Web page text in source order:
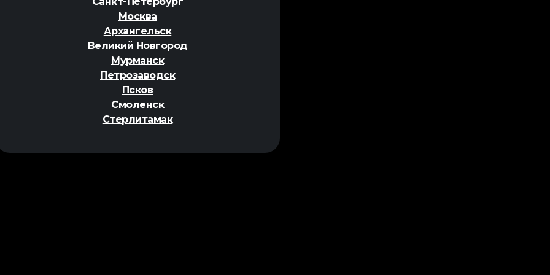
Москва
Архангельск
Великий Новгород
Мурманск
Петрозаводск
Псков
Смоленск
Стерлитамак